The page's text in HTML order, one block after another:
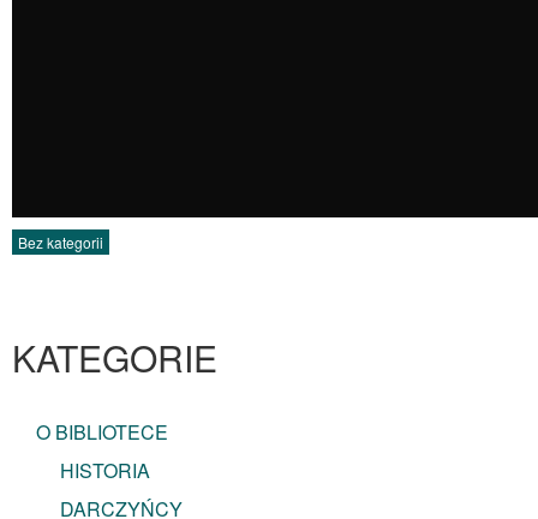
Bez kategorii
KATEGORIE
O BIBLIOTECE
HISTORIA
DARCZYŃCY